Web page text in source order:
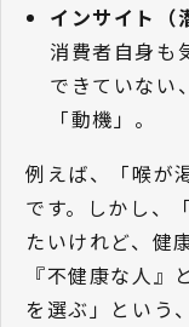
インサイト（
消費者自身も
できていない
「動機」。
例えば、「喉が
です。しかし、
たいけれど、健
『不健康な人
を選ぶ」という